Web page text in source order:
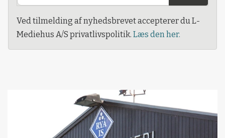
Ved tilmelding af nyhedsbrevet accepterer du L-
Mediehus A/S privatlivspolitik. Læs den her.